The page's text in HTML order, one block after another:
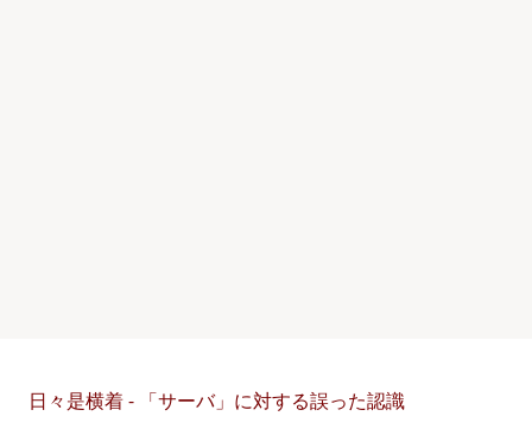
日々是横着 - 「サーバ」に対する誤った認識